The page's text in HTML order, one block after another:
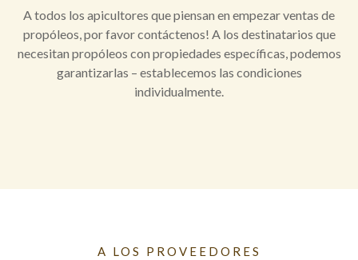
A todos los apicultores que piensan en empezar ventas de
propóleos, por favor contáctenos! A los destinatarios que
necesitan propóleos con propiedades específicas, podemos
garantizarlas – establecemos las condiciones
individualmente.
A LOS PROVEEDORES